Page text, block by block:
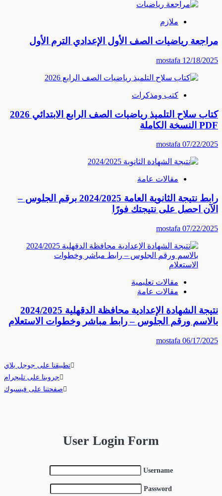
ملازم
مراجعة رياضيات الصف الأول الإعدادي الترم الأول
mostafa 12/18/2025
كتب ومذكرات
كتاب سلاح التلميذ رياضيات الصف الرابع الابتدائي 2026
PDF النسخة الكاملة
mostafa 07/22/2025
مقالات عامة
رابط نتيجة الثانوية العامة 2024/2025 برقم الجلوس –
الآن احصل على نتيجتك فورًا
mostafa 07/22/2025
مقالات تعليمية
مقالات عامة
نتيجة الشهادة الإعدادية محافظة الدقهلية 2024/2025
بالاسم ورقم الجلوس – رابط مباشر وخطوات الاستعلام
mostafa 06/17/2025
تطبيقنا على جوجل بلاي
جروبنا على تليجرام
صفحتنا على فيسبوك
User Login Form
Username
Password